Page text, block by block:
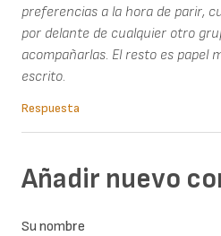
preferencias a la hora de parir,
por delante de cualquier otro
acompañarlas. El resto es papel
escrito.
Respuesta
Añadir nuevo
Su nombre